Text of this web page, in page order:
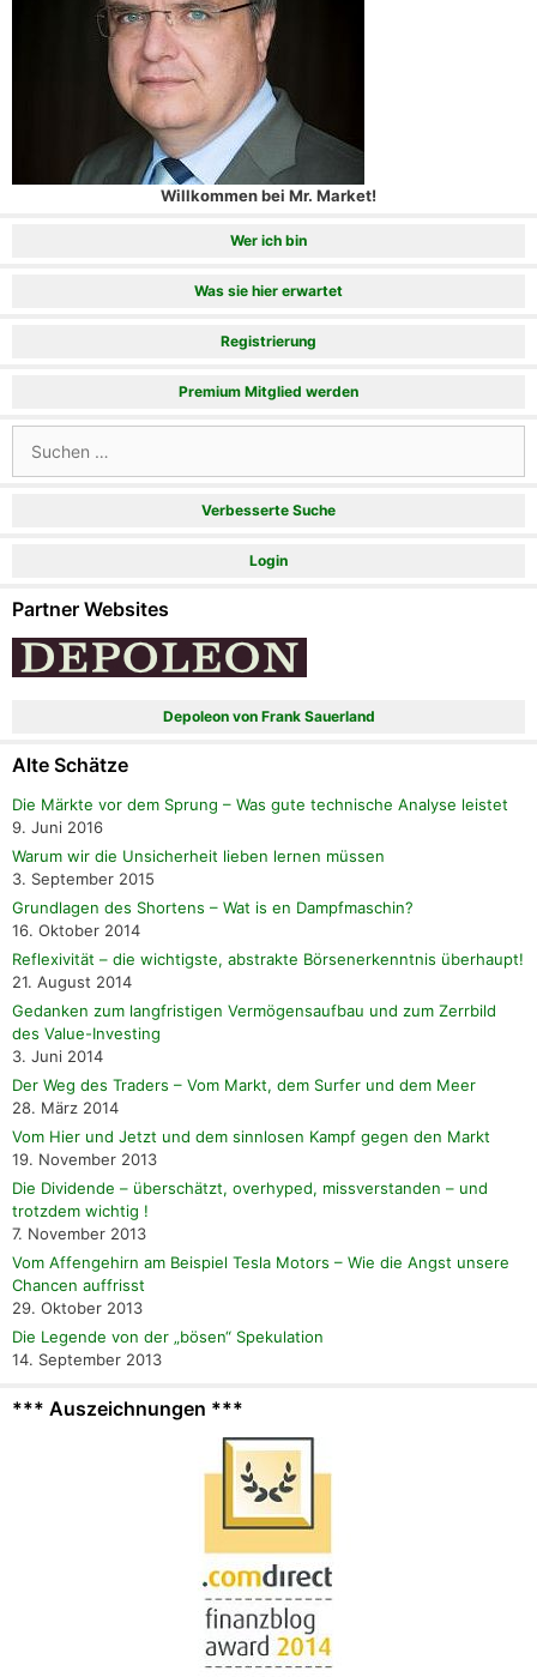
Willkommen bei Mr. Market!
Wer ich bin
Was sie hier erwartet
Registrierung
Premium Mitglied werden
nach:
Verbesserte Suche
Login
Partner Websites
Depoleon von Frank Sauerland
Alte Schätze
Die Märkte vor dem Sprung – Was gute technische Analyse leistet
9. Juni 2016
Warum wir die Unsicherheit lieben lernen müssen
3. September 2015
Grundlagen des Shortens – Wat is en Dampfmaschin?
16. Oktober 2014
Reflexivität – die wichtigste, abstrakte Börsenerkenntnis überhaupt!
21. August 2014
Gedanken zum langfristigen Vermögensaufbau und zum Zerrbild
des Value-Investing
3. Juni 2014
Der Weg des Traders – Vom Markt, dem Surfer und dem Meer
28. März 2014
Vom Hier und Jetzt und dem sinnlosen Kampf gegen den Markt
19. November 2013
Die Dividende – überschätzt, overhyped, missverstanden – und
trotzdem wichtig !
7. November 2013
Vom Affengehirn am Beispiel Tesla Motors – Wie die Angst unsere
Chancen auffrisst
29. Oktober 2013
Die Legende von der „bösen“ Spekulation
14. September 2013
*** Auszeichnungen ***